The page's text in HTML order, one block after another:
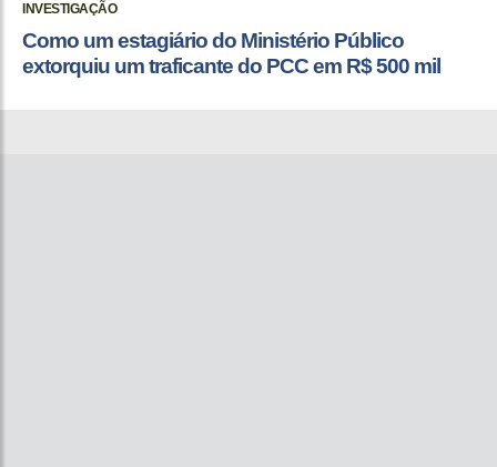
INVESTIGAÇÃO
Como um estagiário do Ministério Público
extorquiu um traficante do PCC em R$ 500 mil